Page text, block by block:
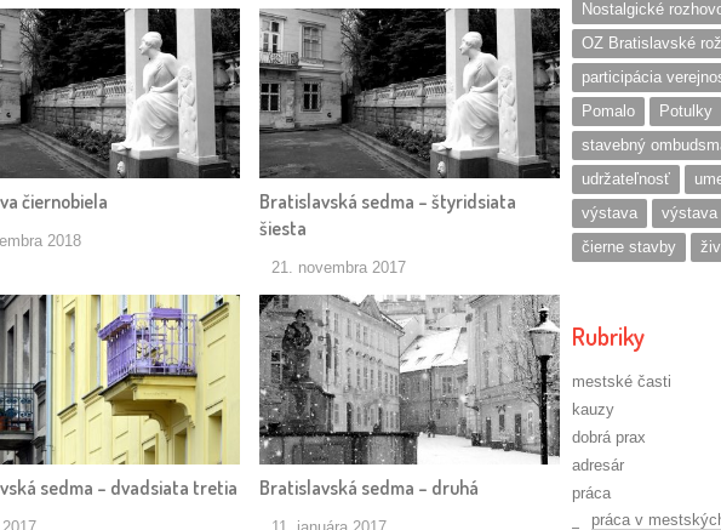
čiernobiela
2018
Bratislavská sedma – štyridsiata
šiesta
21. novembra 2017
sedma – dvadsiata tretia Bratislavská sedma – druhá
Nostalgické
OZ Bratislavské
participácia
Pomalo
Potulky
stavebný
udržateľnosť
výstava
výstava
čierne stavby
Rubriky
mestské časti
kauzy
dobrá prax
adresár
práca
práca v